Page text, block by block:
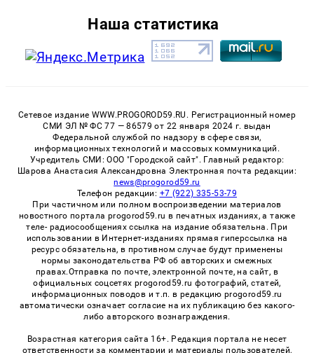
Наша статистика
Сетевое издание WWW.PROGOROD59.RU. Регистрационный номер
СМИ ЭЛ № ФС 77 — 86579 от 22 января 2024 г. выдан
Федеральной службой по надзору в сфере связи,
информационных технологий и массовых коммуникаций.
Учредитель СМИ: ООО "Городской сайт". Главный редактор:
Шарова Анастасия Александровна Электронная почта редакции:
news@progorod59.ru
Телефон редакции: +7 (922) 335-53-79
При частичном или полном воспроизведении материалов
новостного портала progorod59.ru в печатных изданиях, а также
теле- радиосообщениях ссылка на издание обязательна. При
использовании в Интернет-изданиях прямая гиперссылка на
ресурс обязательна, в противном случае будут применены
нормы законодательства РФ об авторских и смежных
правах.Отправка по почте, электронной почте, на сайт, в
официальных соцсетях progorod59.ru фотографий, статей,
информационных поводов и т.п. в редакцию progorod59.ru
автоматически означает согласие на их публикацию без какого-
либо авторского вознаграждения.
Возрастная категория сайта 16+. Редакция портала не несет
ответственности за комментарии и материалы пользователей,